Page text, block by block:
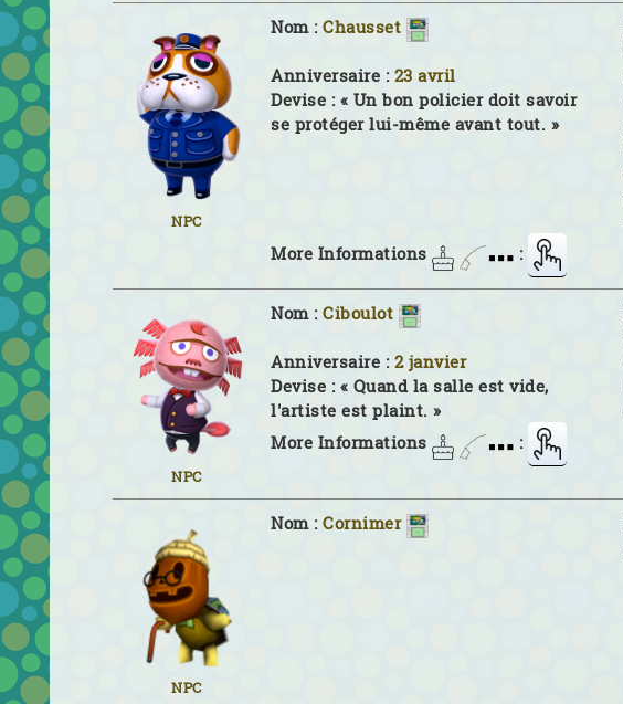
NPC
Nom :Chausset
Anniversaire : 23 avril
Devise : « Un bon policier doit savoir
se protéger lui-même avant tout. »
More Informations
:
NPC
Nom :Ciboulot
Anniversaire : 2 janvier
Devise : « Quand la salle est vide,
l'artiste est plaint. »
More Informations
:
NPC
Nom :Cornimer